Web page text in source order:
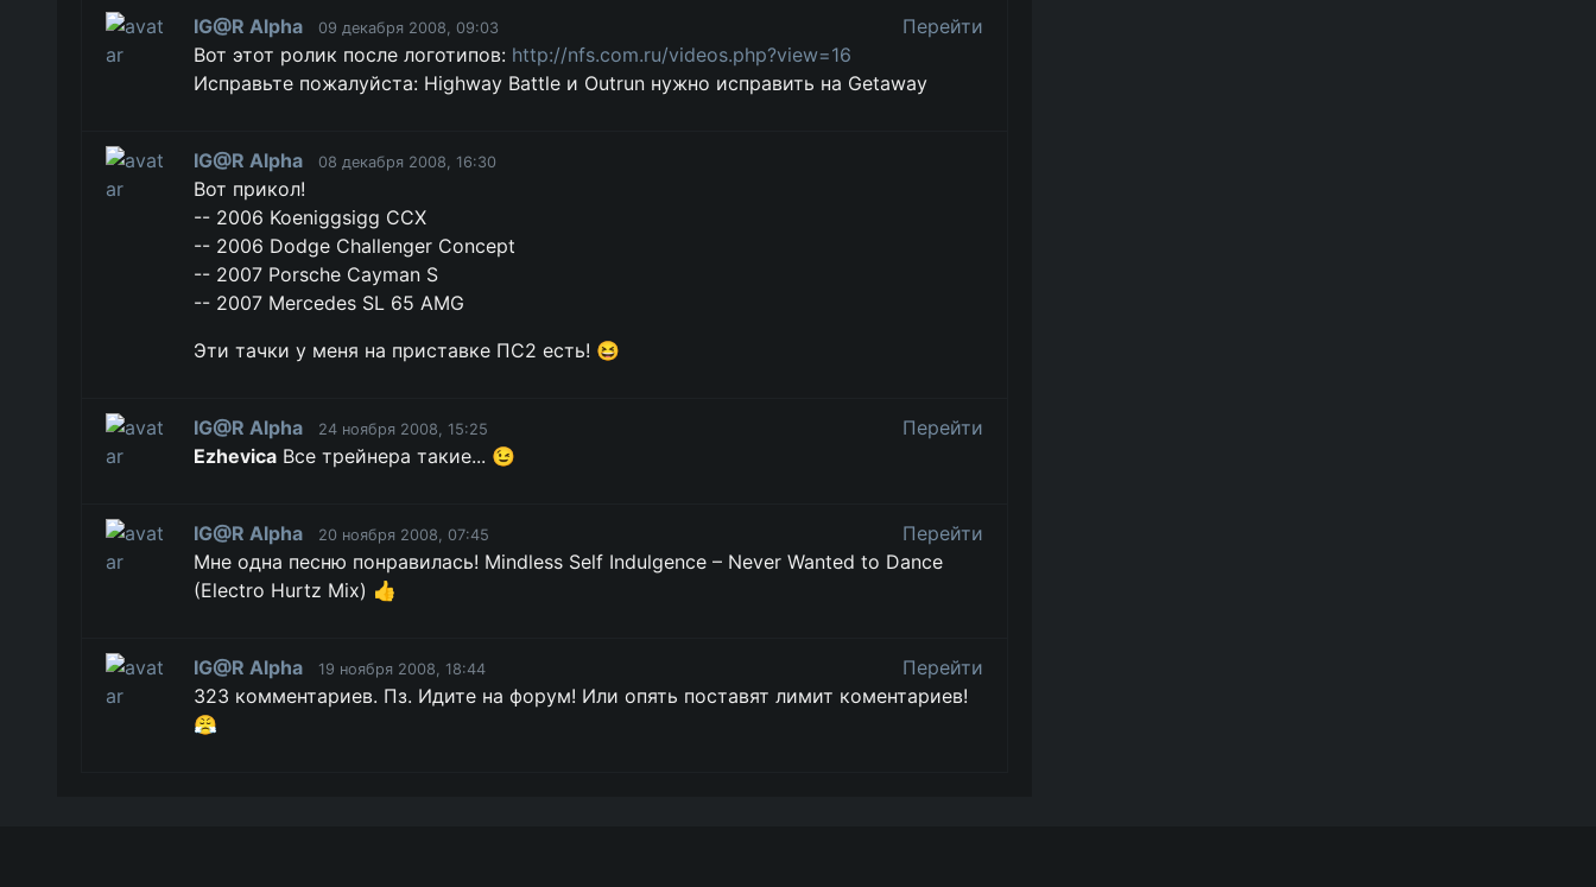
IG@R Alpha 09 декабря 2008, 09:03
Перейти
Вот этот ролик после логотипов: http://nfs.com.ru/videos.php?view=16
Исправьте пожалуйста: Highway Battle и Outrun нужно исправить на Getaway
IG@R Alpha 08 декабря 2008, 16:30
Вот прикол!
-- 2006 Koeniggsigg CCX
-- 2006 Dodge Challenger Concept
-- 2007 Porsche Cayman S
-- 2007 Mercedes SL 65 AMG
Эти тачки у меня на приставке ПС2 есть! 😆
IG@R Alpha 24 ноября 2008, 15:25
Перейти
EzhevicaВсе трейнера такие... 😉
IG@R Alpha 20 ноября 2008, 07:45
Перейти
Мне одна песню понравилась! Mindless Self Indulgence – Never Wanted to Dance
(Electro Hurtz Mix) 👍
IG@R Alpha 19 ноября 2008, 18:44
Перейти
323 комментариев. Пз. Идите на форум! Или опять поставят лимит коментариев!
😤